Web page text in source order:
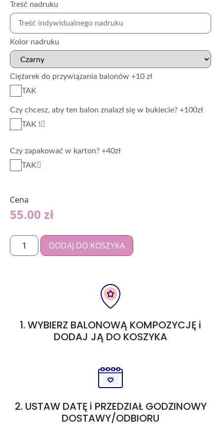
Treść nadruku
Kolor nadruku
Ciężarek do przywiązania balonów +10 zł
TAK
Czy chcesz, aby ten balon znalazł się w bukiecie? +100zł
TAK !
Czy zapakować w karton? +40zł
TAK
Cena
55.00 zł
DODAJ DO KOSZYKA
1. WYBIERZ BALONOWĄ KOMPOZYCJĘ i
DODAJ JĄ DO KOSZYKA
2. USTAW DATĘ i PRZEDZIAŁ GODZINOWY
DOSTAWY/ODBIORU